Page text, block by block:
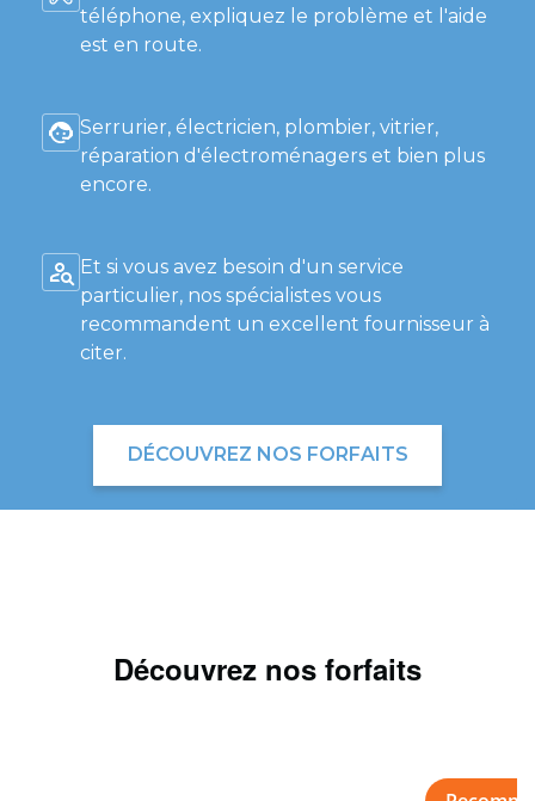
téléphone, expliquez le problème et l'aide
est en route.
Serrurier, électricien, plombier, vitrier,
réparation d'électroménagers et bien plus
encore.
Et si vous avez besoin d'un service
particulier, nos spécialistes vous
recommandent un excellent fournisseur à
citer.
DÉCOUVREZ NOS FORFAITS
Découvrez nos forfaits